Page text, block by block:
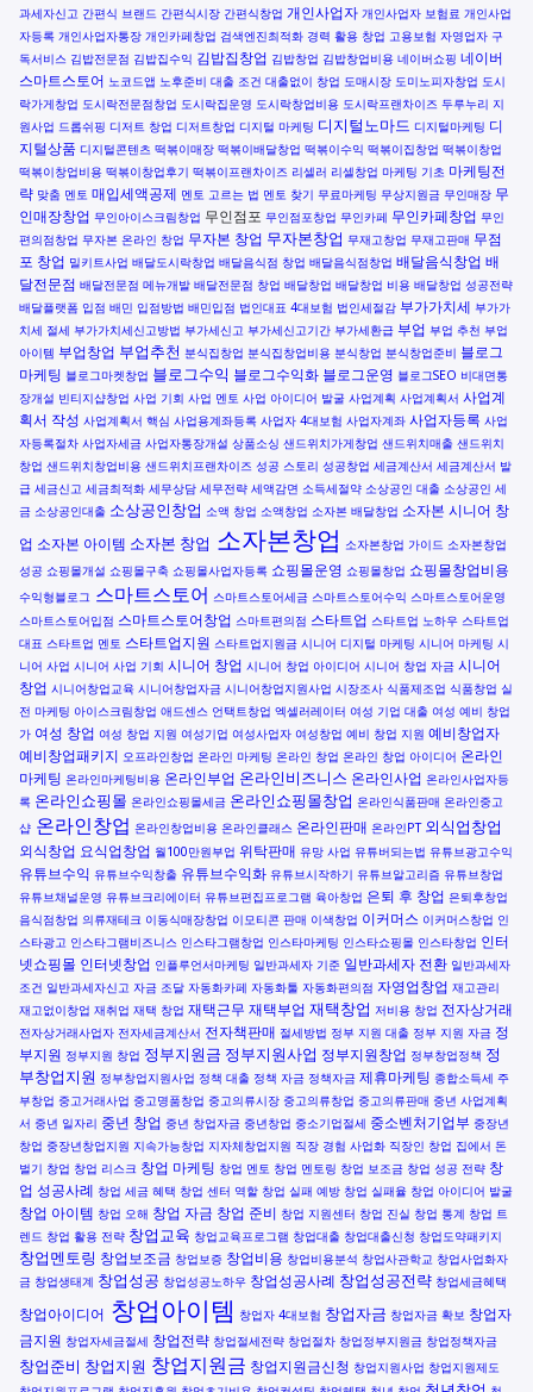
과세자신고 간편식 브랜드 간편식시장 간편식창업 개인사업자 개인사업자 보험료 개인사업
자등록 개인사업자통장 개인카페창업 검색엔진최적화 경력 활용 창업 고용보험 자영업자 구
독서비스 김밥전문점 김밥집수익 김밥집창업 김밥창업 김밥창업비용 네이버쇼핑 네이버
스마트스토어 노코드앱 노후준비 대출 조건 대출없이 창업 도매시장 도미노피자창업 도시
락가게창업 도시락전문점창업 도시락집운영 도시락창업비용 도시락프랜차이즈 두루누리 지
원사업 드롭쉬핑 디저트 창업 디저트창업 디지털 마케팅 디지털노마드 디지털마케팅 디
지털상품 디지털콘텐츠 떡볶이매장 떡볶이배달창업 떡볶이수익 떡볶이집창업 떡볶이창업
떡볶이창업비용 떡볶이창업후기 떡볶이프랜차이즈 리셀러 리셀창업 마케팅 기초 마케팅전
략 맞춤 멘토 매입세액공제 멘토 고르는 법 멘토 찾기 무료마케팅 무상지원금 무인매장 무
인매장창업 무인아이스크림창업 무인점포 무인점포창업 무인카페 무인카페창업 무인
편의점창업 무자본 온라인 창업 무자본 창업 무자본창업 무재고창업 무재고판매 무점
포 창업 밀키트사업 배달도시락창업 배달음식점 창업 배달음식점창업 배달음식창업 배
달전문점 배달전문점 메뉴개발 배달전문점 창업 배달창업 배달창업 비용 배달창업 성공전략
배달플랫폼 입점 배민 입점방법 배민입점 법인대표 4대보험 법인세절감 부가가치세 부가가
치세 절세 부가가치세신고방법 부가세신고 부가세신고기간 부가세환급 부업 부업 추천 부업
아이템 부업창업 부업추천 분식집창업 분식집창업비용 분식창업 분식창업준비 블로그
마케팅 블로그마켓창업 블로그수익 블로그수익화 블로그운영 블로그SEO 비대면통
장개설 빈티지샵창업 사업 기회 사업 멘토 사업 아이디어 발굴 사업계획 사업계획서 사업계
획서 작성 사업계획서 핵심 사업용계좌등록 사업자 4대보험 사업자계좌 사업자등록 사업
자등록절차 사업자세금 사업자통장개설 상품소싱 샌드위치가게창업 샌드위치매출 샌드위치
창업 샌드위치창업비용 샌드위치프랜차이즈 성공 스토리 성공창업 세금계산서 세금계산서 발
급 세금신고 세금최적화 세무상담 세무전략 세액감면 소득세절약 소상공인 대출 소상공인 세
금 소상공인대출 소상공인창업 소액 창업 소액창업 소자본 배달창업 소자본 시니어 창
업 소자본 아이템 소자본 창업 소자본창업 소자본창업 가이드 소자본창업
성공 쇼핑몰개설 쇼핑몰구축 쇼핑몰사업자등록 쇼핑몰운영 쇼핑몰창업 쇼핑몰창업비용
수익형블로그 스마트스토어 스마트스토어세금 스마트스토어수익 스마트스토어운영
스마트스토어입점 스마트스토어창업 스마트편의점 스타트업 스타트업 노하우 스타트업
대표 스타트업 멘토 스타트업지원 스타트업지원금 시니어 디지털 마케팅 시니어 마케팅 시
니어 사업 시니어 사업 기회 시니어 창업 시니어 창업 아이디어 시니어 창업 자금 시니어
창업 시니어창업교육 시니어창업자금 시니어창업지원사업 시장조사 식품제조업 식품창업 실
전 마케팅 아이스크림창업 애드센스 언택트창업 엑셀러레이터 여성 기업 대출 여성 예비 창업
가 여성 창업 여성 창업 지원 여성기업 여성사업자 여성창업 예비 창업 지원 예비창업자
예비창업패키지 오프라인창업 온라인 마케팅 온라인 창업 온라인 창업 아이디어 온라인
마케팅 온라인마케팅비용 온라인부업 온라인비즈니스 온라인사업 온라인사업자등
록 온라인쇼핑몰 온라인쇼핑몰세금 온라인쇼핑몰창업 온라인식품판매 온라인중고
샵 온라인창업 온라인창업비용 온라인클래스 온라인판매 온라인PT 외식업창업
외식창업 요식업창업 월100만원부업 위탁판매 유망 사업 유튜버되는법 유튜브광고수익
유튜브수익 유튜브수익창출 유튜브수익화 유튜브시작하기 유튜브알고리즘 유튜브창업
유튜브채널운영 유튜브크리에이터 유튜브편집프로그램 육아창업 은퇴 후 창업 은퇴후창업
음식점창업 의류재테크 이동식매장창업 이모티콘 판매 이색창업 이커머스 이커머스창업 인
스타광고 인스타그램비즈니스 인스타그램창업 인스타마케팅 인스타쇼핑몰 인스타창업 인터
넷쇼핑몰 인터넷창업 인플루언서마케팅 일반과세자 기준 일반과세자 전환 일반과세자
조건 일반과세자신고 자금 조달 자동화카페 자동화툴 자동화편의점 자영업창업 재고관리
재고없이창업 재취업 재택 창업 재택근무 재택부업 재택창업 저비용 창업 전자상거래
전자상거래사업자 전자세금계산서 전자책판매 절세방법 정부 지원 대출 정부 지원 자금 정
부지원 정부지원 창업 정부지원금 정부지원사업 정부지원창업 정부창업정책 정
부창업지원 정부창업지원사업 정책 대출 정책 자금 정책자금 제휴마케팅 종합소득세 주
부창업 중고거래사업 중고명품창업 중고의류시장 중고의류창업 중고의류판매 중년 사업계획
서 중년 일자리 중년 창업 중년 창업자금 중년창업 중소기업절세 중소벤처기업부 중장년
창업 중장년창업지원 지속가능창업 지자체창업지원 직장 경험 사업화 직장인 창업 집에서 돈
벌기 창업 창업 리스크 창업 마케팅 창업 멘토 창업 멘토링 창업 보조금 창업 성공 전략 창
업 성공사례 창업 세금 혜택 창업 센터 역할 창업 실패 예방 창업 실패율 창업 아이디어 발굴
창업 아이템 창업 오해 창업 자금 창업 준비 창업 지원센터 창업 진실 창업 통계 창업 트
렌드 창업 활용 전략 창업교육 창업교육프로그램 창업대출 창업대출신청 창업도약패키지
창업멘토링 창업보조금 창업보증 창업비용 창업비용분석 창업사관학교 창업사업화자
금 창업생태계 창업성공 창업성공노하우 창업성공사례 창업성공전략 창업세금혜택
창업아이디어 창업아이템 창업자 4대보험 창업자금 창업자금 확보 창업자
금지원 창업자세금절세 창업전략 창업절세전략 창업절차 창업정부지원금 창업정책자금
창업준비 창업지원 창업지원금 창업지원금신청 창업지원사업 창업지원제도